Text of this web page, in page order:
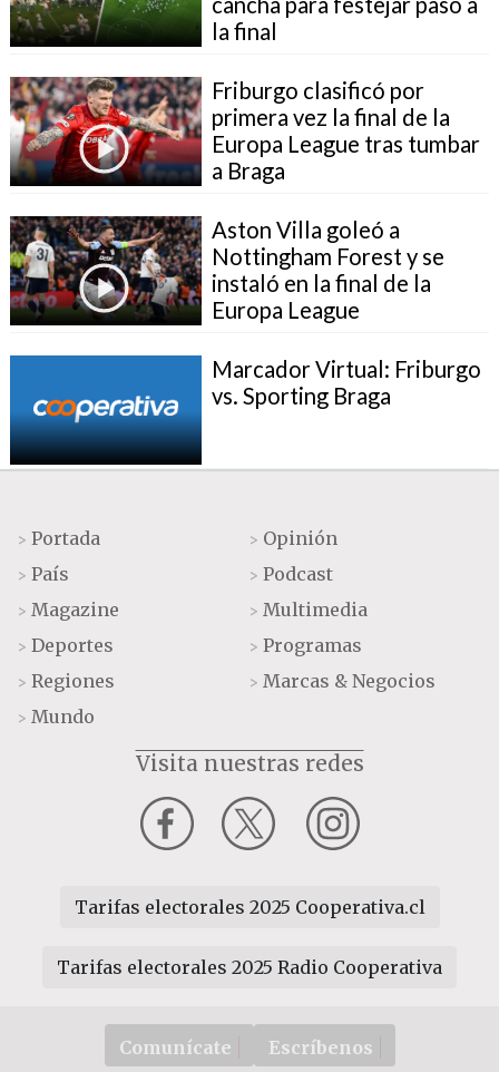
la final
Friburgo clasificó por
primera vez la final de la
Europa League tras tumbar
a Braga
Aston Villa goleó a
Nottingham Forest y se
instaló en la final de la
Europa League
Marcador Virtual: Friburgo
vs. Sporting Braga
> Portada
> País
> Magazine
> Deportes
> Regiones
> Mundo
> Opinión
> Podcast
> Multimedia
> Programas
> Marcas & Negocios
Visita nuestras redes
Tarifas electorales 2025 Cooperativa.cl
Tarifas electorales 2025 Radio Cooperativa
Comunícate Escríbenos